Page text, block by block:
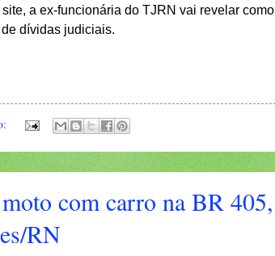
site, a ex-funcionária do TJRN vai revelar como
dívidas judiciais.
com carro na BR 405,
RN